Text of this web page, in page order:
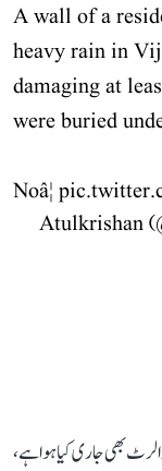
A wall of a
heavy rain in
damaging at
were buried
Noâ¦
لیے ریڈ الرٹ بھی جاری کیا ہوا ہے،